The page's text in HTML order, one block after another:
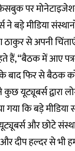
पर
ने बड़े मीडिया
ठाकुर से अपनी
“बैठक में आए
बाद फिर से बैठक
यूट्यूबर्स द्वारा
गया कि बड़े
और छोटे
दीप हल्दर से भी